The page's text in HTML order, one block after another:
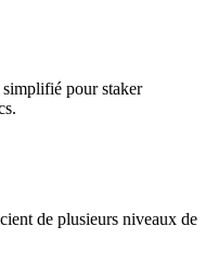
pour staker
de plusieurs niveaux de